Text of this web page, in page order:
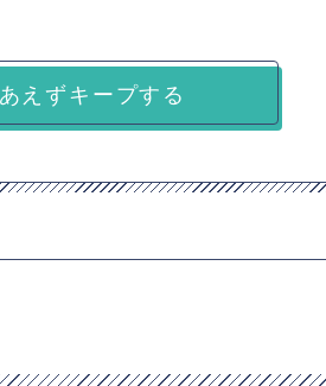
えずキープする